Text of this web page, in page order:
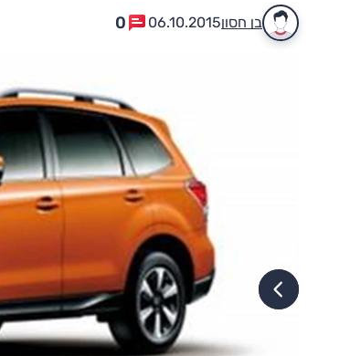
בן חסון06.10.2015
0